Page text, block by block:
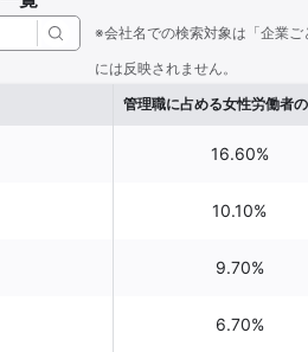
※会社名での検索対象は「企業
には反映されません。
管理職に占める女性労働者
16.60%
10.10%
9.70%
6.70%